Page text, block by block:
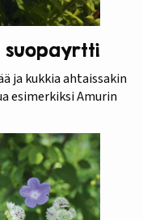
suopayrtti
ja kukkia ahtaissakin
esimerkiksi Amurin